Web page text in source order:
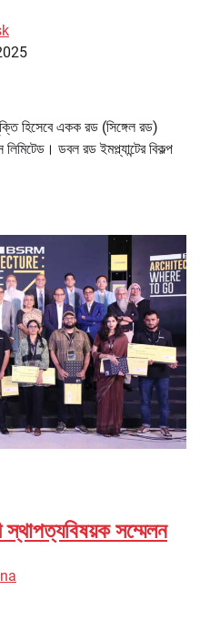
হিসেবে একক রড (সিঙ্গেল রড)
ডবল রড ইমপ্ল্যান্টের বিকল্প
সম্মেলন